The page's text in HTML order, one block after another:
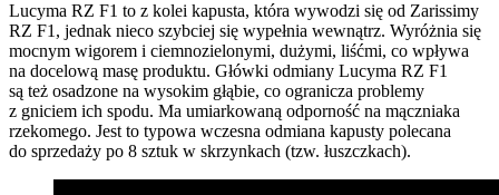
Lucyma RZ F1 to z kolei kapusta, która wywodzi się od Zarissimy
RZ F1, jednak nieco szybciej się wypełnia wewnątrz. Wyróżnia się
mocnym wigorem i ciemnozielonymi, dużymi, liśćmi, co wpływa
na docelową masę produktu. Główki odmiany Lucyma RZ F1
są też osadzone na wysokim głąbie, co ogranicza problemy
z gniciem ich spodu. Ma umiarkowaną odporność na mączniaka
rzekomego. Jest to typowa wczesna odmiana kapusty polecana
do sprzedaży po 8 sztuk w skrzynkach (tzw. łuszczkach).